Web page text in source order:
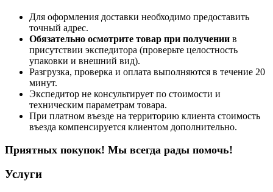
Для оформления доставки необходимо предоставить
точный адрес.
Обязательно осмотрите товар при получении в
присутствии экспедитора (проверьте целостность
упаковки и внешний вид).
Разгрузка, проверка и оплата выполняются в течение 20
минут.
Экспедитор не консультирует по стоимости и
техническим параметрам товара.
При платном въезде на территорию клиента стоимость
въезда компенсируется клиентом дополнительно.
Приятных покупок! Мы всегда рады помочь!
Услуги